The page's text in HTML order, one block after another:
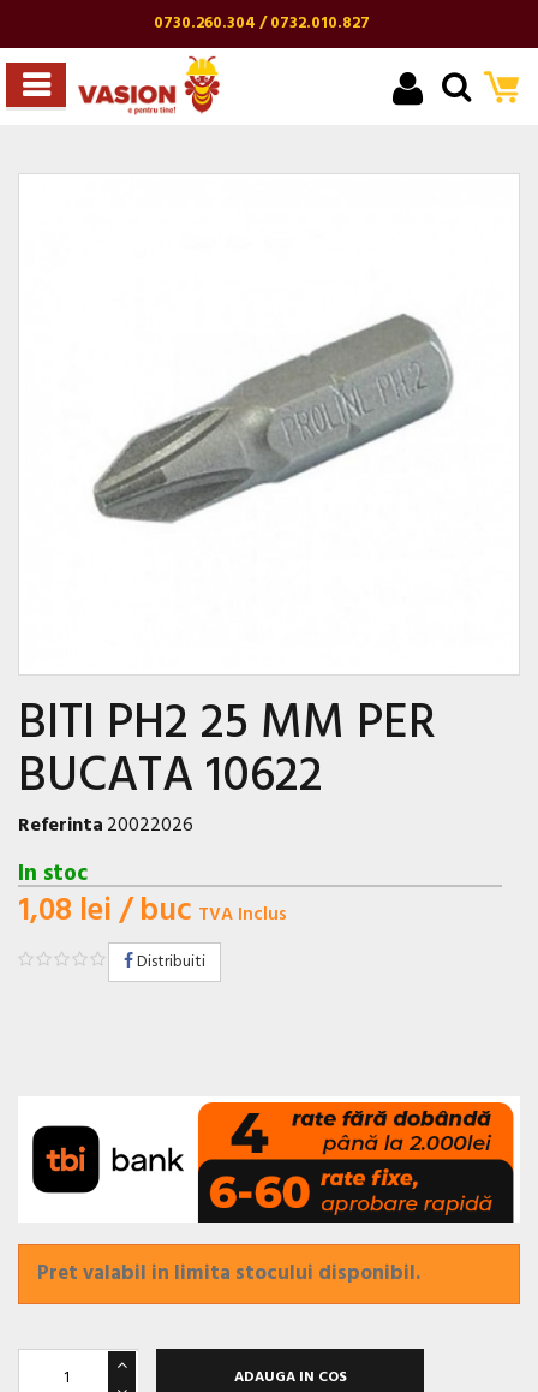
0730.260.304 / 0732.010.827
BITI PH2 25 MM PER
BUCATA 10622
Referinta20022026
In stoc
1,08 lei/ buc TVA Inclus
Distribuiti
Pret valabil in limita stocului disponibil.
ADAUGA IN COS